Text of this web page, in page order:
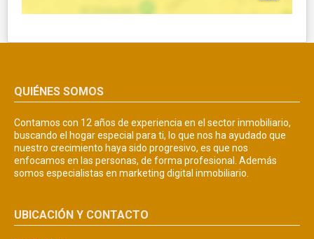
QUIÉNES SOMOS
Contamos con 12 años de experiencia en el sector inmobiliario,
buscando el hogar especial para ti, lo que nos ha ayudado que
nuestro crecimiento haya sido progresivo, es que nos
enfocamos en las personas, de forma profesional. Además
somos especialistas en marketing digital inmobiliario.
UBICACIÓN Y CONTACTO